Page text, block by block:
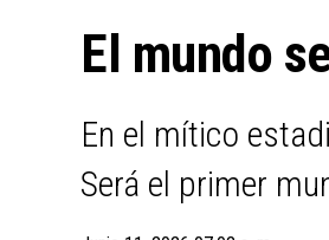
El mundo
En el mítico
Será el primer